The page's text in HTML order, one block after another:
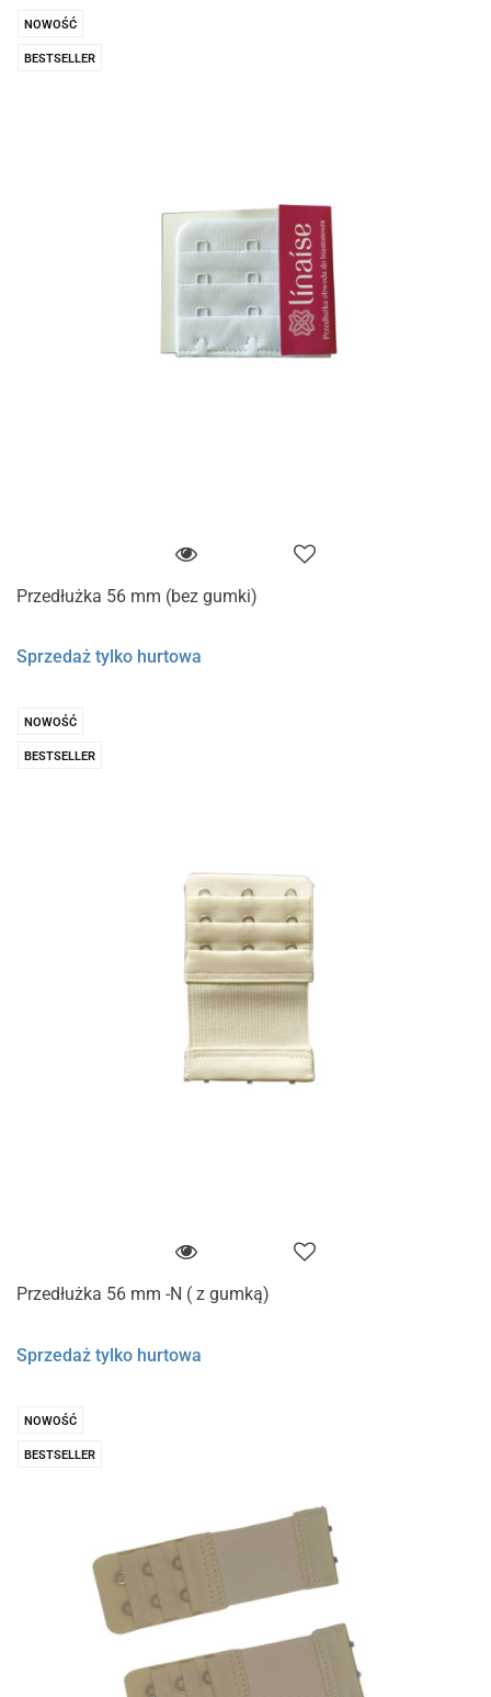
NOWOŚĆ
BESTSELLER
Przedłużka 56 mm (bez gumki)
Sprzedaż tylko hurtowa
NOWOŚĆ
BESTSELLER
Przedłużka 56 mm -N ( z gumką)
Sprzedaż tylko hurtowa
NOWOŚĆ
BESTSELLER